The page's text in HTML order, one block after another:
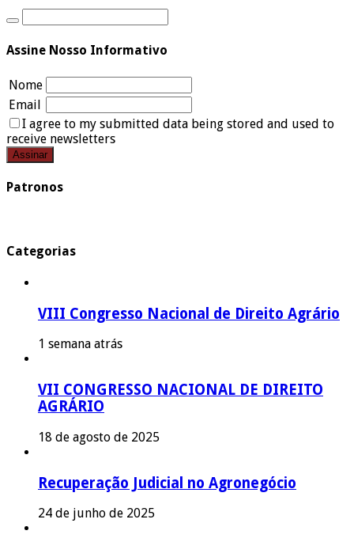
Assine Nosso Informativo
Nome
Email
I agree to my submitted data being stored and used to
receive newsletters
Patronos
Categorias
VIII Congresso Nacional de Direito Agrário
1 semana atrás
VII CONGRESSO NACIONAL DE DIREITO
AGRÁRIO
18 de agosto de 2025
Recuperação Judicial no Agronegócio
24 de junho de 2025